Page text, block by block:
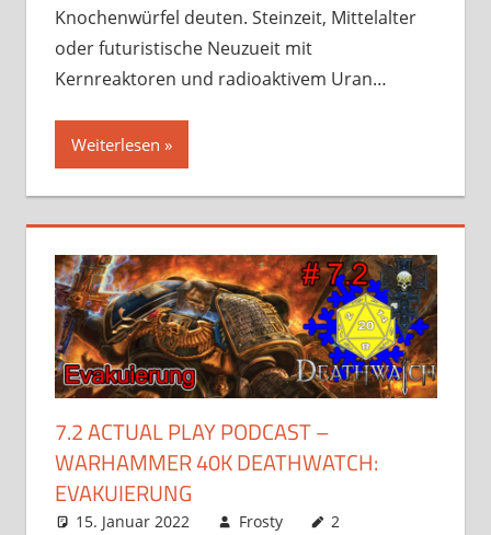
Knochenwürfel deuten. Steinzeit, Mittelalter
oder futuristische Neuzueit mit
Kernreaktoren und radioaktivem Uran…
Weiterlesen
7.2 ACTUAL PLAY PODCAST –
WARHAMMER 40K DEATHWATCH:
EVAKUIERUNG
15. Januar 2022 Frosty
2